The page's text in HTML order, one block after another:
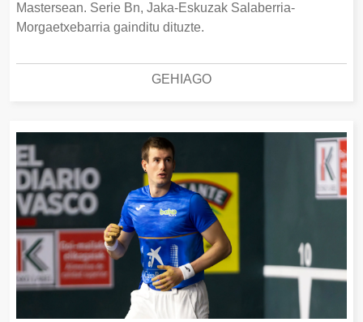
Mastersean. Serie Bn, Jaka-Eskuzak Salaberria-
Morgaetxebarria gainditu dituzte.
GEHIAGO